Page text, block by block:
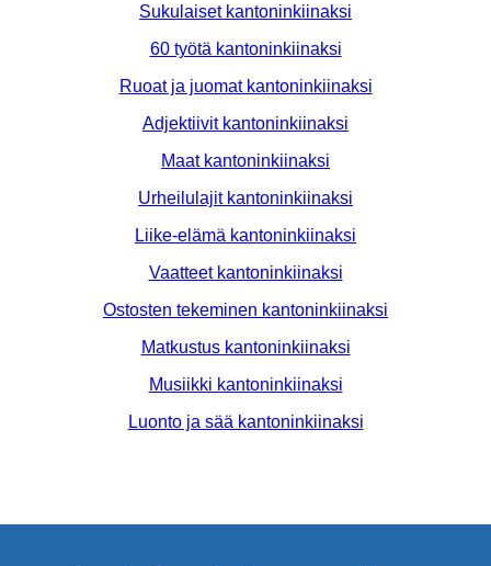
Sukulaiset kantoninkiinaksi
60 työtä kantoninkiinaksi
Ruoat ja juomat kantoninkiinaksi
Adjektiivit kantoninkiinaksi
Maat kantoninkiinaksi
Urheilulajit kantoninkiinaksi
Liike-elämä kantoninkiinaksi
Vaatteet kantoninkiinaksi
Ostosten tekeminen kantoninkiinaksi
Matkustus kantoninkiinaksi
Musiikki kantoninkiinaksi
Luonto ja sää kantoninkiinaksi